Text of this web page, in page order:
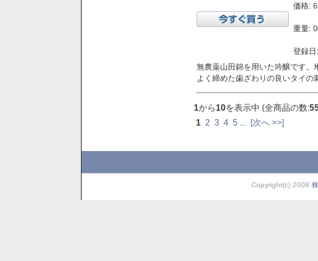
価格:
重量:
登録
無農薬山田錦を用いた吟醸です
よく締めた歯ざわりの良いタイ
1から10を表示中 (全商品の数:
1 2 3 4 5 [次へ >>]
Copyright(c) 2008